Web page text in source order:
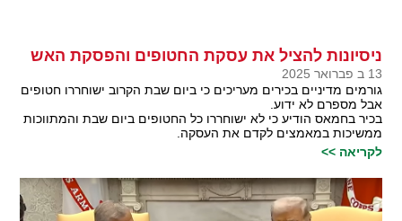
ניסיונות להציל את עסקת החטופים והפסקת האש
13 ב פברואר 2025
גורמים מדיניים בכירים מעריכים כי ביום שבת הקרוב ישוחררו חטופים
אבל מספרם לא ידוע.
בכיר בחמאס הודיע כי לא ישוחררו כל החטופים ביום שבת והמתווכות
ממשיכות במאמצים לקדם את העסקה.
לקריאה >>